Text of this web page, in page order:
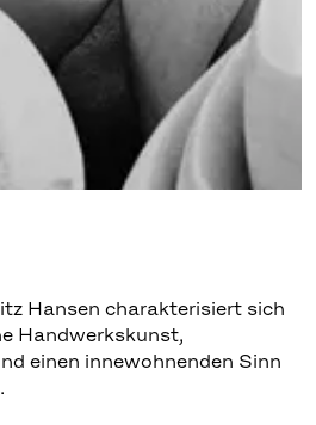
Hansen charakterisiert sich
Handwerkskunst,
einen innewohnenden Sinn